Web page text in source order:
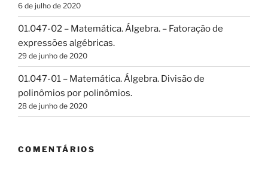
6 de julho de 2020
01.047-02 – Matemática. Álgebra. – Fatoração de
expressões algébricas.
29 de junho de 2020
01.047-01 – Matemática. Álgebra. Divisão de
polinômios por polinômios.
28 de junho de 2020
COMENTÁRIOS